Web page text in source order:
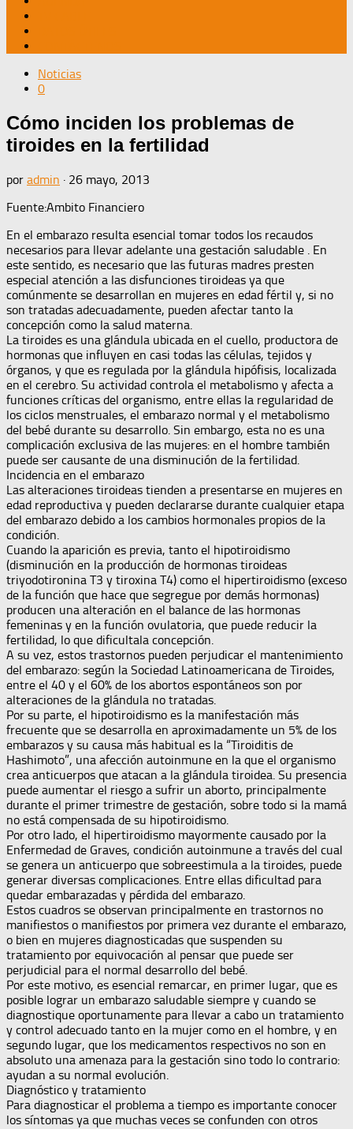
Noticias
0
Cómo inciden los problemas de
tiroides en la fertilidad
por admin · 26 mayo, 2013
Fuente:Ambito Financiero
En el embarazo resulta esencial tomar todos los recaudos
necesarios para llevar adelante una gestación saludable . En
este sentido, es necesario que las futuras madres presten
especial atención a las disfunciones tiroideas ya que
comúnmente se desarrollan en mujeres en edad fértil y, si no
son tratadas adecuadamente, pueden afectar tanto la
concepción como la salud materna.
La tiroides es una glándula ubicada en el cuello, productora de
hormonas que influyen en casi todas las células, tejidos y
órganos, y que es regulada por la glándula hipófisis, localizada
en el cerebro. Su actividad controla el metabolismo y afecta a
funciones críticas del organismo, entre ellas la regularidad de
los ciclos menstruales, el embarazo normal y el metabolismo
del bebé durante su desarrollo. Sin embargo, esta no es una
complicación exclusiva de las mujeres: en el hombre también
puede ser causante de una disminución de la fertilidad.
Incidencia en el embarazo
Las alteraciones tiroideas tienden a presentarse en mujeres en
edad reproductiva y pueden declararse durante cualquier etapa
del embarazo debido a los cambios hormonales propios de la
condición.
Cuando la aparición es previa, tanto el hipotiroidismo
(disminución en la producción de hormonas tiroideas
triyodotironina T3 y tiroxina T4) como el hipertiroidismo (exceso
de la función que hace que segregue por demás hormonas)
producen una alteración en el balance de las hormonas
femeninas y en la función ovulatoria, que puede reducir la
fertilidad, lo que dificultala concepción.
A su vez, estos trastornos pueden perjudicar el mantenimiento
del embarazo: según la Sociedad Latinoamericana de Tiroides,
entre el 40 y el 60% de los abortos espontáneos son por
alteraciones de la glándula no tratadas.
Por su parte, el hipotiroidismo es la manifestación más
frecuente que se desarrolla en aproximadamente un 5% de los
embarazos y su causa más habitual es la “Tiroiditis de
Hashimoto”, una afección autoinmune en la que el organismo
crea anticuerpos que atacan a la glándula tiroidea. Su presencia
puede aumentar el riesgo a sufrir un aborto, principalmente
durante el primer trimestre de gestación, sobre todo si la mamá
no está compensada de su hipotiroidismo.
Por otro lado, el hipertiroidismo mayormente causado por la
Enfermedad de Graves, condición autoinmune a través del cual
se genera un anticuerpo que sobreestimula a la tiroides, puede
generar diversas complicaciones. Entre ellas dificultad para
quedar embarazadas y pérdida del embarazo.
Estos cuadros se observan principalmente en trastornos no
manifiestos o manifiestos por primera vez durante el embarazo,
o bien en mujeres diagnosticadas que suspenden su
tratamiento por equivocación al pensar que puede ser
perjudicial para el normal desarrollo del bebé.
Por este motivo, es esencial remarcar, en primer lugar, que es
posible lograr un embarazo saludable siempre y cuando se
diagnostique oportunamente para llevar a cabo un tratamiento
y control adecuado tanto en la mujer como en el hombre, y en
segundo lugar, que los medicamentos respectivos no son en
absoluto una amenaza para la gestación sino todo lo contrario:
ayudan a su normal evolución.
Diagnóstico y tratamiento
Para diagnosticar el problema a tiempo es importante conocer
los síntomas ya que muchas veces se confunden con otros